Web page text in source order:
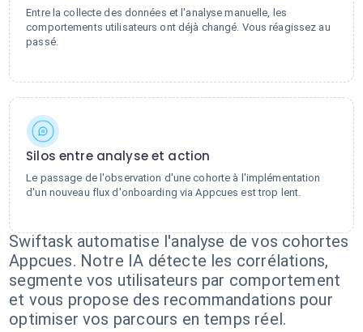
Entre la collecte des données et l'analyse manuelle, les
comportements utilisateurs ont déjà changé. Vous réagissez au
passé.
Silos entre analyse et action
Le passage de l'observation d'une cohorte à l'implémentation
d'un nouveau flux d'onboarding via Appcues est trop lent.
Swiftask automatise l'analyse de vos cohortes
Appcues. Notre IA détecte les corrélations,
segmente vos utilisateurs par comportement
et vous propose des recommandations pour
optimiser vos parcours en temps réel.